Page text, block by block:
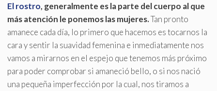
El rostro, generalmente es la parte del cuerpo al que
más atención le ponemos las mujeres.Tan pronto
amanece cada día, lo primero que hacemos es tocarnos la
cara y sentir la suavidad femenina e inmediatamente nos
vamos a mirarnos en el espejo que tenemos más próximo
para poder comprobar si amaneció bello, o si nos nació
una pequeña imperfección por la cual, nos tiramos a